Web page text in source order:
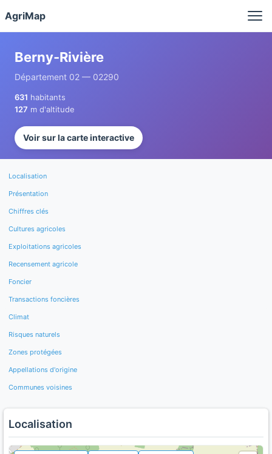
AgriMap
Berny-Rivière
Département 02 — 02290
631 habitants
127 m d'altitude
Voir sur la carte interactive
Localisation
Présentation
Chiffres clés
Cultures agricoles
Exploitations agricoles
Recensement agricole
Foncier
Transactions foncières
Climat
Risques naturels
Zones protégées
Appellations d'origine
Communes voisines
Localisation